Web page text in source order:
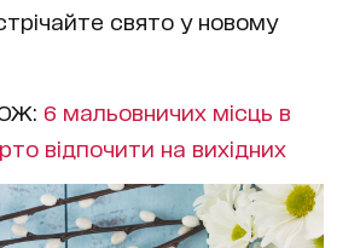
свято у новому
6 мальовничих місць в
відпочити на вихідних